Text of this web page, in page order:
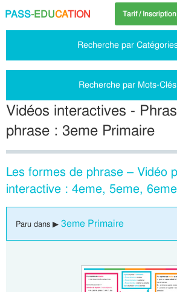
PASS-EDUCATION Tarif / Inscription
Recherche par
Recherche par Mots-Clés
Vidéos interactives -
phrase : 3eme Primaire
Les formes de phrase – Vidéo
interactive : 4eme, 5eme,
Paru dans ▶ 3eme Primaire